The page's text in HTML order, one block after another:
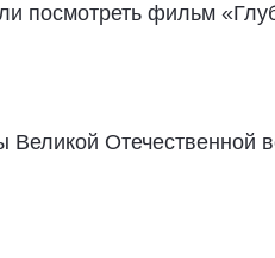
посмотреть фильм
Великой